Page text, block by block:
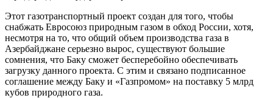
Этот газотранспортный проект создан для того, чтобы
снабжать Евросоюз природным газом в обход России, хотя,
несмотря на то, что общий объем производства газа в
Азербайджане серьезно вырос, существуют большие
сомнения, что Баку сможет бесперебойно обеспечивать
загрузку данного проекта. С этим и связано подписанное
соглашение между Баку и «Газпромом» на поставку 5 млрд
кубов природного газа.